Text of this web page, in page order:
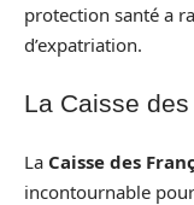
protection santé a
d’expatriation.
La Caisse
La Caisse des
incontournable